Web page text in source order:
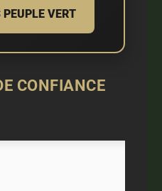
VERT
CONFIANCE